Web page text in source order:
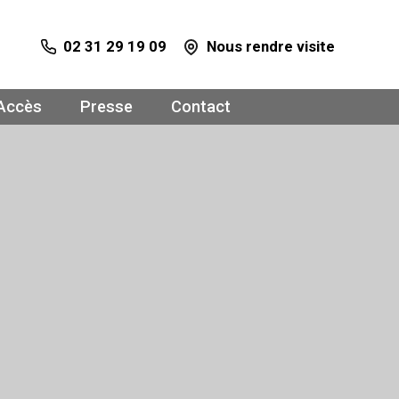
02 31 29 19 09 Nous rendre visite
Presse Contact